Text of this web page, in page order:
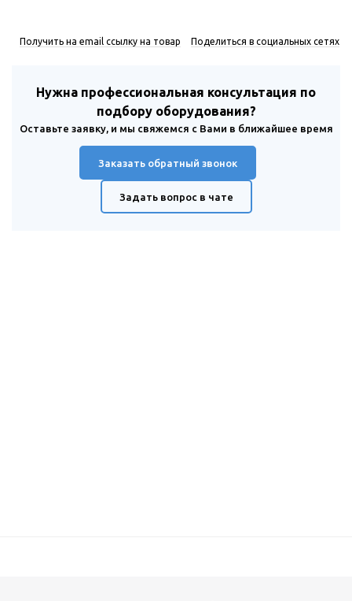
Получить на email ссылку на товар Поделиться в социальных сетях
Нужна профессиональная консультация по
подбору оборудования?
Оставьте заявку, и мы свяжемся с Вами в ближайшее время
Заказать обратный звонок
Задать вопрос в чате